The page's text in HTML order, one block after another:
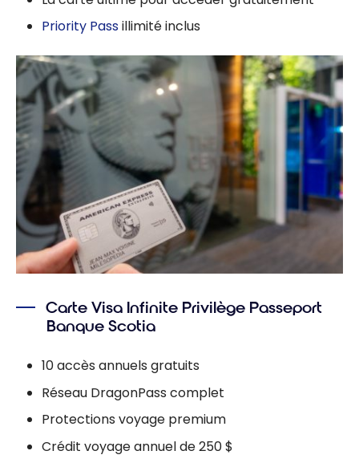
Priority Passillimité inclus
Carte Visa Infinite Privilège Passeport
Banque Scotia
10 accès annuels gratuits
Réseau DragonPass complet
Protections voyage premium
Crédit voyage annuel de 250 $